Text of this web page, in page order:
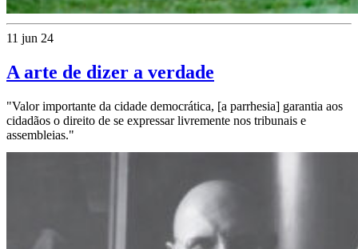
11 jun 24
A arte de dizer a verdade
"Valor importante da cidade democrática, [a parrhesia] garantia aos
cidadãos o direito de se expressar livremente nos tribunais e
assembleias."